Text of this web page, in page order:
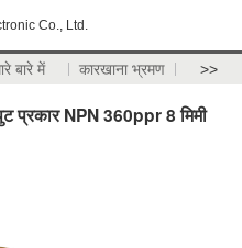
Co., Ltd.
बारे में कारखाना भ्रमण >>
प्रकार NPN 360ppr 8 मिमी